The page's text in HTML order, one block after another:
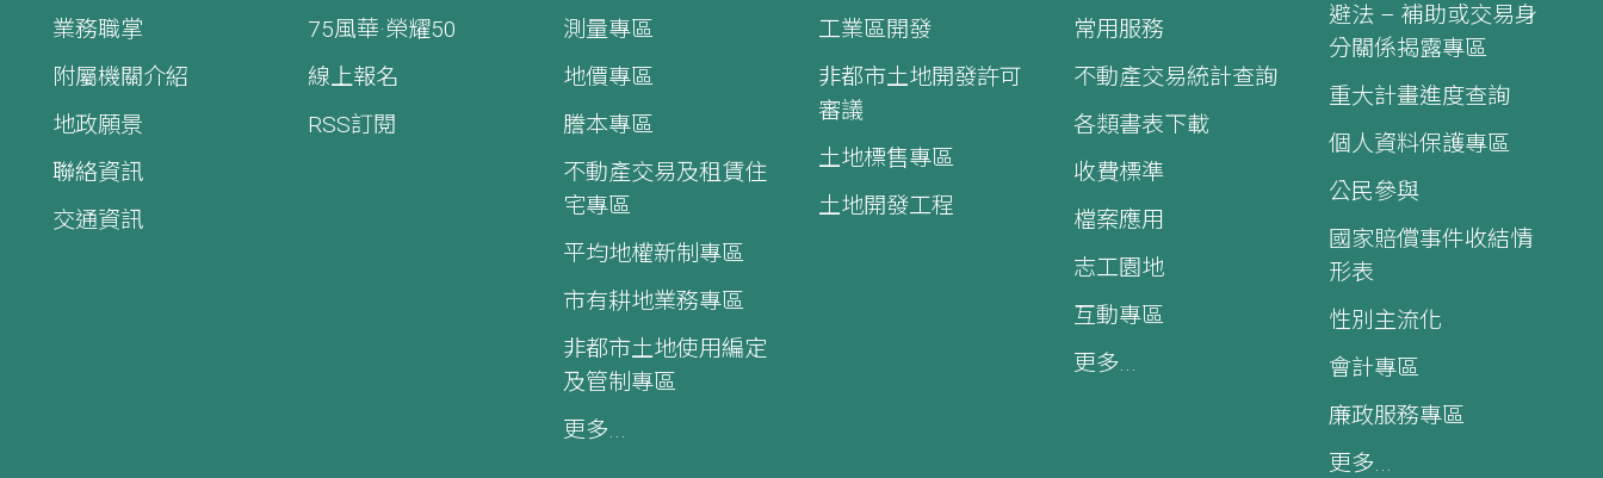
業務職掌
附屬機關介紹
地政願景
聯絡資訊
交通資訊
75風華·榮耀50
線上報名
RSS訂閱
測量專區
地價專區
謄本專區
不動產交易及租賃住
宅專區
平均地權新制專區
市有耕地業務專區
非都市土地使用編定
及管制專區
更多...
工業區開發
非都市土地開發許可
審議
土地標售專區
土地開發工程
常用服務
不動產交易統計查詢
各類書表下載
收費標準
檔案應用
志工園地
互動專區
更多...
避法 – 補助或交易身
分關係揭露專區
重大計畫進度查詢
個人資料保護專區
公民參與
國家賠償事件收結情
形表
性別主流化
會計專區
廉政服務專區
更多...